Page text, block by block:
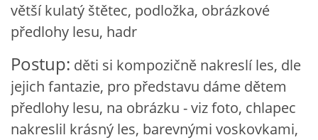
VZDĚLÁVACÍ BLOK LISTOPAD
VZDĚLÁVACÍ BLOK PROSINEC
VZDĚLÁVACÍ BLOK LEDEN
větší kulatý štětec, podložka, obrázkové
předlohy lesu, hadr
Postup: děti si kompozičně nakreslí les, dle
jejich fantazie, pro představu dáme dětem
předlohy lesu, na obrázku - viz foto, chlapec
nakreslil krásný les, barevnými voskovkami,